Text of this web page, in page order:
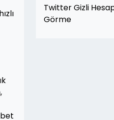
Twitter Gizli
Görme